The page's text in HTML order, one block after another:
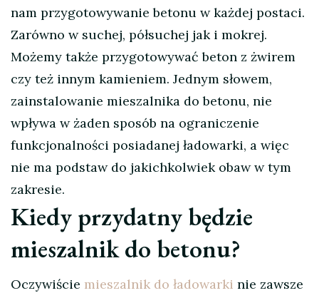
nam przygotowywanie betonu w każdej postaci.
Zarówno w suchej, półsuchej jak i mokrej.
Możemy także przygotowywać beton z żwirem
czy też innym kamieniem. Jednym słowem,
zainstalowanie mieszalnika do betonu, nie
wpływa w żaden sposób na ograniczenie
funkcjonalności posiadanej ładowarki, a więc
nie ma podstaw do jakichkolwiek obaw w tym
zakresie.
Kiedy przydatny będzie
mieszalnik do betonu?
Oczywiście mieszalnik do ładowarki nie zawsze